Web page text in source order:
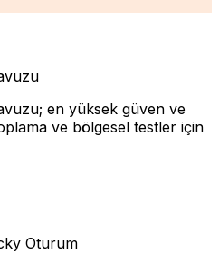
en yüksek güven ve
ve bölgesel testler için
Oturum